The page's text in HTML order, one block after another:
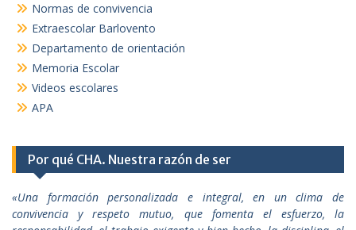
Normas de convivencia
Extraescolar Barlovento
Departamento de orientación
Memoria Escolar
Videos escolares
APA
Por qué CHA. Nuestra razón de ser
«Una formación personalizada e integral, en un clima de
convivencia y respeto mutuo, que fomenta el esfuerzo, la